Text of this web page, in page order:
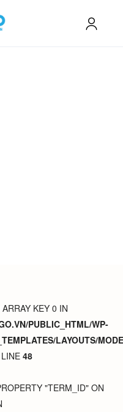
KEY 0 IN
PUBLIC_HTML/WP-
LAYOUTS/
48
"TERM_ID" ON